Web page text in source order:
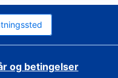
og betingelser